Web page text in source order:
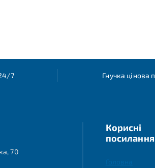
7 Гнучка цінова
70
Корисні
посилання